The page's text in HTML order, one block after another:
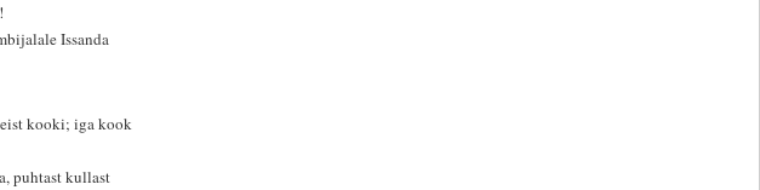
Issanda
kooki; iga kook
puhtast kullast